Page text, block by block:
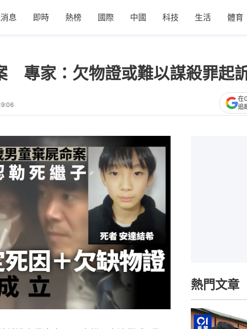
息 即時 熱榜 國際 中國 科技 生活 體育
專家：欠物證或難以謀殺罪起
在
追
熱門文章